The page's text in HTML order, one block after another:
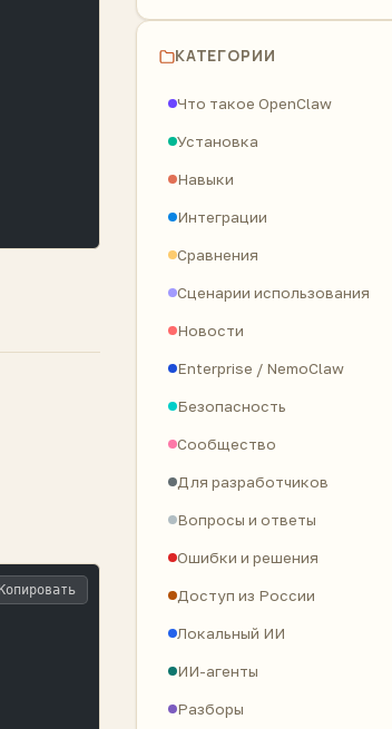
КАТЕГОРИИ
Что такое OpenClaw
Установка
Навыки
Интеграции
Сравнения
Сценарии использования
Новости
Enterprise / NemoClaw
Безопасность
Сообщество
Для разработчиков
Вопросы и ответы
Ошибки и решения
Доступ из России
Локальный ИИ
ИИ-агенты
Разборы